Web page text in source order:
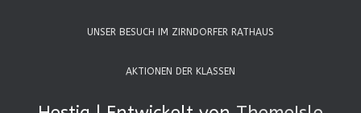
UNSER BESUCH IM ZIRNDORFER RATHAUS
AKTIONEN DER KLASSEN